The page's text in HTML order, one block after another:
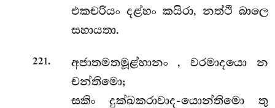
එකචරියං දළ්හං කයිරා, නත්ථි බාලෙ
සහායතා.
221. අජාතමතමූළ්හානං, වරමාදයො න
චන්තිමො;
සකිං දුක්ඛකරාවාද-යොන්තිමො තු